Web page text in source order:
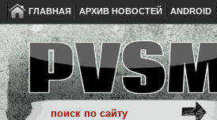
ГЛАВНАЯ АРХИВ НОВОСТЕЙ ANDROID